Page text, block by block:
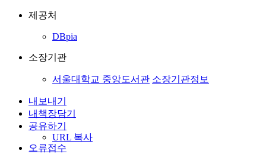
제공처
DBpia
소장기관
서울대학교 중앙도서관 소장기관정보
내보내기
내책장담기
공유하기
URL 복사
오류접수